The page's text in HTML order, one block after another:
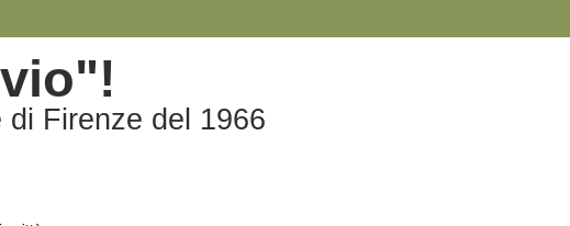
Firenze del 1966